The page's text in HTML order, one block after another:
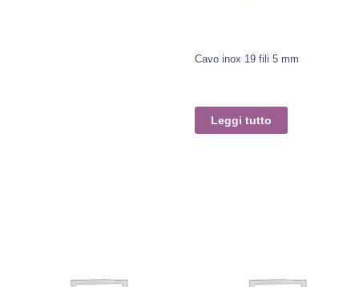
Cavo inox 19 fili 5 mm
Leggi tutto